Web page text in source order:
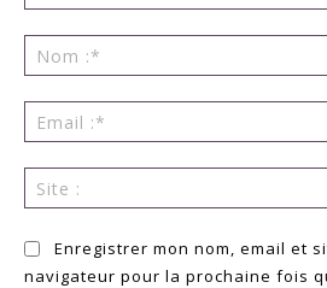
Enregistrer mon nom, email et
navigateur pour la prochaine fois